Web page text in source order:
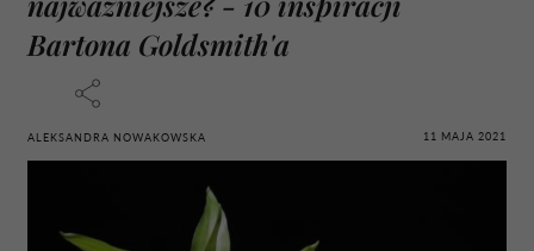
Bartona Goldsmith'a
ALEKSANDRA NOWAKOWSKA 11 MAJA 2021